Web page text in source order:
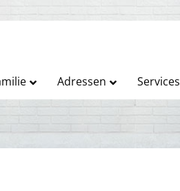
Adressen Services